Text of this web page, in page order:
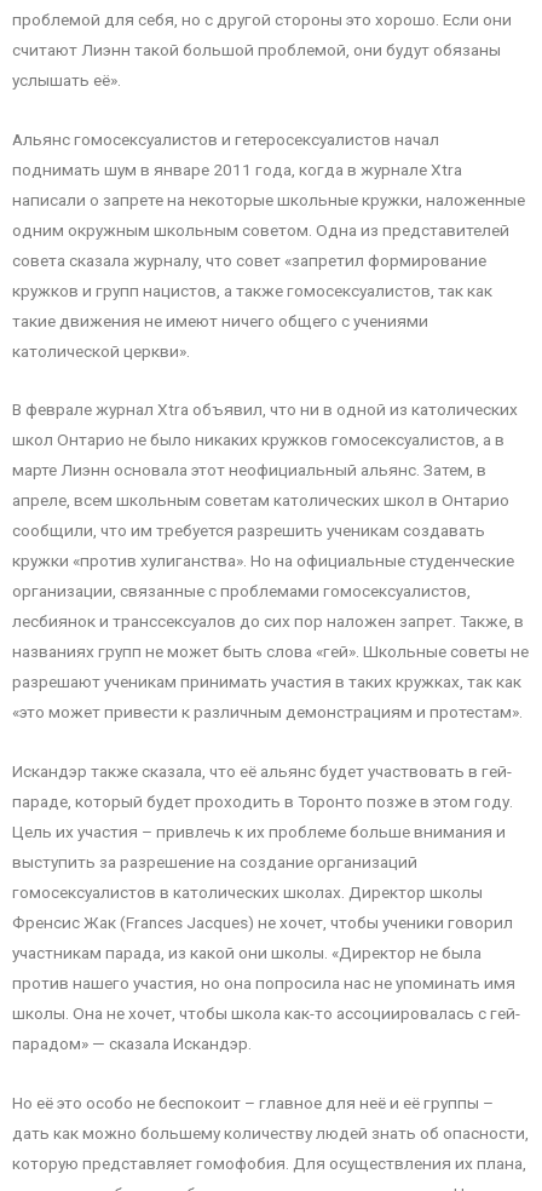
проблемой для себя, но с другой стороны это хорошо. Если они
считают Лиэнн такой большой проблемой, они будут обязаны
услышать её».
Альянс гомосексуалистов и гетеросексуалистов начал
поднимать шум в январе 2011 года, когда в журнале Xtra
написали о запрете на некоторые школьные кружки, наложенные
одним окружным школьным советом. Одна из представителей
совета сказала журналу, что совет «запретил формирование
кружков и групп нацистов, а также гомосексуалистов, так как
такие движения не имеют ничего общего с учениями
католической церкви».
В феврале журнал Xtra объявил, что ни в одной из католических
школ Онтарио не было никаких кружков гомосексуалистов, а в
марте Лиэнн основала этот неофициальный альянс. Затем, в
апреле, всем школьным советам католических школ в Онтарио
сообщили, что им требуется разрешить ученикам создавать
кружки «против хулиганства». Но на официальные студенческие
организации, связанные с проблемами гомосексуалистов,
лесбиянок и транссексуалов до сих пор наложен запрет. Также, в
названиях групп не может быть слова «гей». Школьные советы не
разрешают ученикам принимать участия в таких кружках, так как
«это может привести к различным демонстрациям и протестам».
Искандэр также сказала, что её альянс будет участвовать в гей-
параде, который будет проходить в Торонто позже в этом году.
Цель их участия – привлечь к их проблеме больше внимания и
выступить за разрешение на создание организаций
гомосексуалистов в католических школах. Директор школы
Френсис Жак (Frances Jacques) не хочет, чтобы ученики говорил
участникам парада, из какой они школы. «Директор не была
против нашего участия, но она попросила нас не упоминать имя
школы. Она не хочет, чтобы школа как-то ассоциировалась с гей-
парадом» — сказала Искандэр.
Но её это особо не беспокоит – главное для неё и её группы –
дать как можно большему количеству людей знать об опасности,
которую представляет гомофобия. Для осуществления их плана,